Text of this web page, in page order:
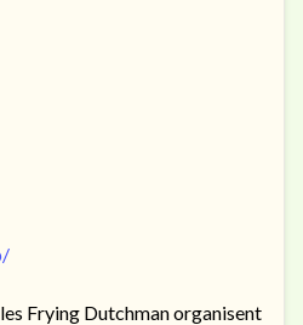
Frying Dutchman organisent